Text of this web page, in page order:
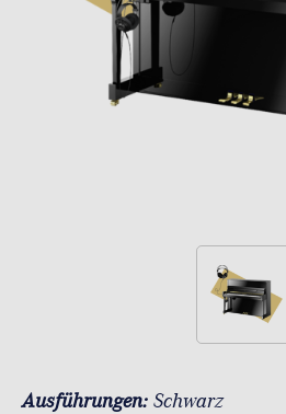
Ausführungen: Schwarz